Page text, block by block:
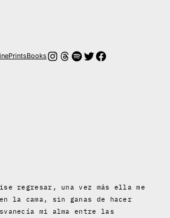
PrintsBooksInstagram
Threads
Spotify
Twitter
Facebook
regresar, una vez más ella me
la cama, sin ganas de hacer
mi alma entre las